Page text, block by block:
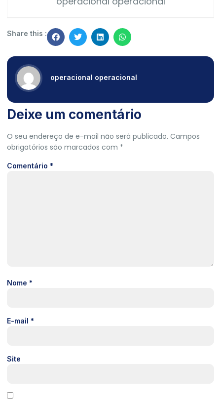
Share this :
operacional operacional
Deixe um comentário
O seu endereço de e-mail não será publicado. Campos
obrigatórios são marcados com *
Comentário *
Nome *
E-mail *
Site